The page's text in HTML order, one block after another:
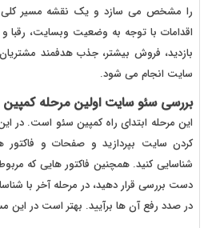
را مشخص می سازد و یک نقشه مسیر کلی
اقدامات با توجه به وضعیت وبسایت،
بازدید، فروش بیشتر، جذب هدفمند مشتریان
سایت انجام می شود.
بررسی سئو سایت اولین مرحله
این مرحله ابتدای راه کمپین سئو است. در
کردن سایت بپردازید و صفحات و فاکتور
شناسایی کنید. همچنین فاکتور هایی که
دست بررسی قرار دهید، در مرحله آخر با
در صدد رفع آن ها برآیید. بهتر است در این